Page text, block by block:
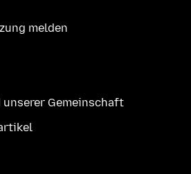
melden
Gemeinschaft